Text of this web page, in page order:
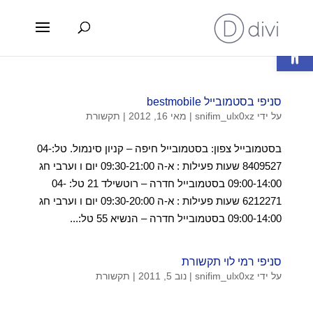
סניפי בסטמובייל bestmobile
על ידי snifim_ulx0xz
| מאי 16, 2012 | תקשורת
בסטמובייל צפון: בסטמובייל חיפה – קניון סינמול. טל:04-
8409527 שעות פעילות : א-ה 09:30-21:00 יום ו וערבי חג
09:00-14:00 בסטמובייל חדרה – רוטשילד 21 טל: 04-
6212271 שעות פעילות : א-ה 09:30-20:00 יום ו וערבי חג
09:00-14:00 בסטמובייל חדרה – הנשיא 55 טל:...
סניפי רמי לוי תקשורת
על ידי snifim_ulx0xz
| נוב 5, 2011 | תקשורת
פתח סרגל נגישות